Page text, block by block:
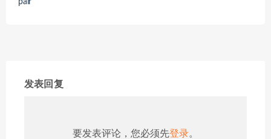
发表回复
要发表评论，您必须先登录。